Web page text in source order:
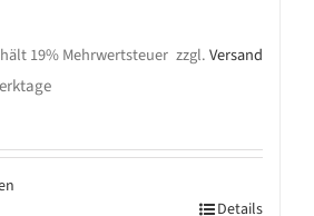
19% Mehrwertsteuer zzgl.Versand
Details